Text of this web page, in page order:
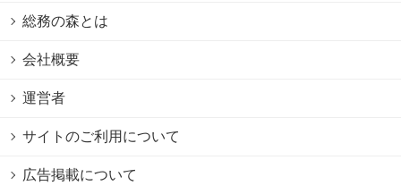
総務の森とは
会社概要
運営者
サイトのご利用について
広告掲載について